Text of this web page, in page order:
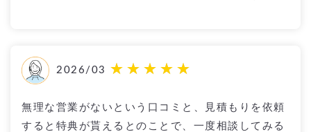
2026/03
無理な営業がないという口コミと、見積もりを依頼
すると特典が貰えるとのことで、一度相談してみる